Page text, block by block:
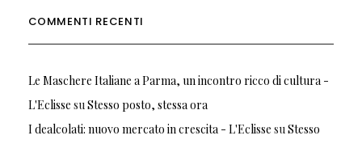
COMMENTI RECENTI
Le Maschere Italiane a Parma, un incontro ricco di cultura -
L'Eclisse su Stesso posto, stessa ora
I dealcolati: nuovo mercato in crescita - L'Eclisse su Stesso